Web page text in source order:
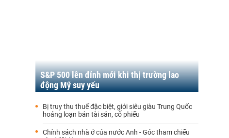
S&P 500 lên đỉnh mới khi thị trường lao
động Mỹ suy yếu
Bị truy thu thuế đặc biệt, giới siêu giàu Trung Quốc
hoảng loạn bán tài sản, cổ phiếu
Chính sách nhà ở của nước Anh - Góc tham chiếu